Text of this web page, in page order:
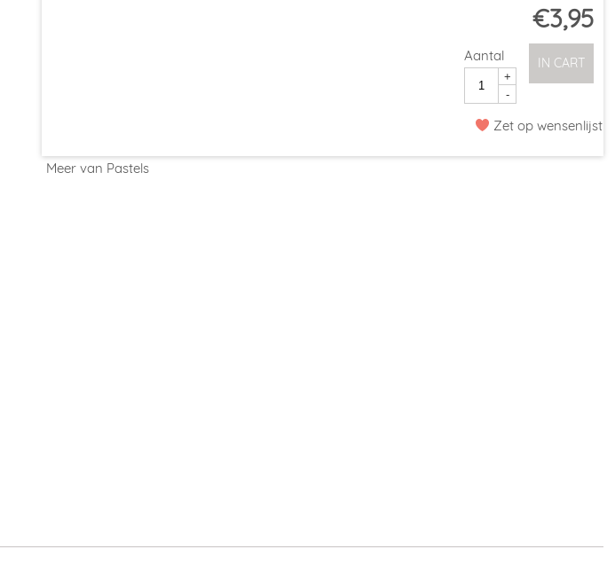
€3,95
Aantal
+
-
IN CART
Zet op wensenlijst
Meer van Pastels